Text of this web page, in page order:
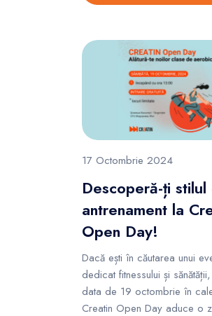
17 Octombrie 2024
Descoperă-ți stilul
antrenament la
Open Day!
Dacă ești în căutarea unui
dedicat fitnessului și
data de 19 octombrie în
Creatin Open Day aduce o